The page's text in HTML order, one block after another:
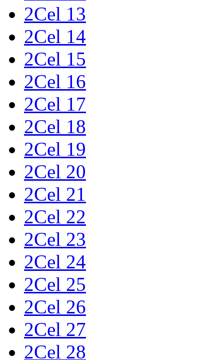
2Cel 13
2Cel 14
2Cel 15
2Cel 16
2Cel 17
2Cel 18
2Cel 19
2Cel 20
2Cel 21
2Cel 22
2Cel 23
2Cel 24
2Cel 25
2Cel 26
2Cel 27
2Cel 28